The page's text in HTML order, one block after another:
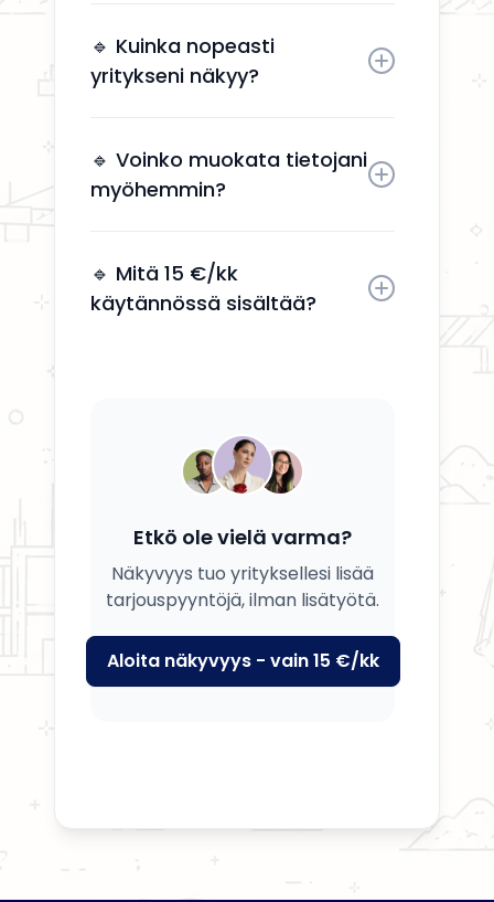
yhteydenottoja ilman, että sinun
tarvitsee käyttää aikaa
markkinointiin.
🔹 Kuinka nopeasti
yritykseni näkyy?
kuluessa aktivoinnin jälkeen.
🔹 Voinko muokata tietojani
myöhemmin?
ja kuvauksesi milloin tahansa.
🔹 Mitä 15 €/kk
käytännössä sisältää?
Etkö ole vielä varma?
Näkyvyys tuo yrityksellesi lisää
tarjouspyyntöjä, ilman lisätyötä.
Aloita näkyvyys - vain 15 €/kk